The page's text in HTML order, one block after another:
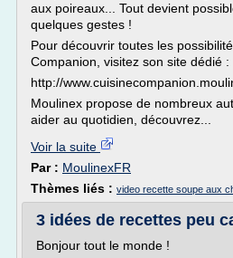
aux poireaux... Tout devient
quelques gestes !
Pour découvrir toutes les
Companion, visitez son site dédié :
http://
Moulinex propose de nombreux
aider au quotidien, découvrez...
Voir la suite
Par : MoulinexFR
Thèmes liés : video recette soupe aux
3 idées de recettes peu
Bonjour tout le monde !